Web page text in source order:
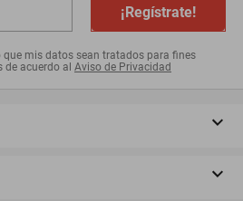
¡Regístrate!
que mis datos sean tratados para fines
acuerdo al Aviso de Privacidad